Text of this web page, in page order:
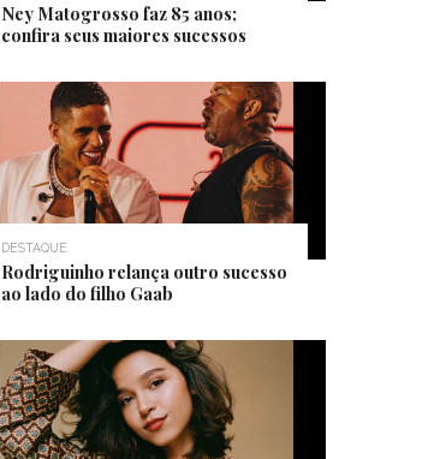
Ney Matogrosso faz 85 anos;
confira seus maiores sucessos
DESTAQUE
Rodriguinho relança outro sucesso
ao lado do filho Gaab